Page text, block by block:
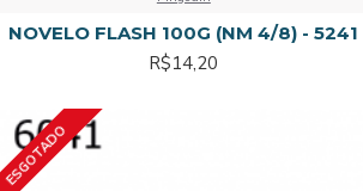
NOVELO FLASH 100G (NM 4/8) - 5241
R$14,20
ESGOTADO